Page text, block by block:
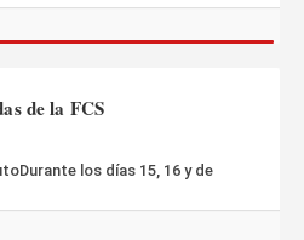
de la FCS
los días 15, 16 y de